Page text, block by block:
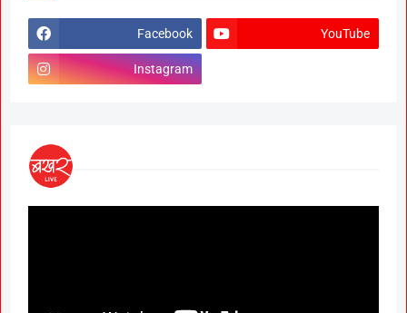
Facebook YouTube
Instagram